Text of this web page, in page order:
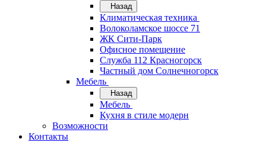
Назад
Климатическая техника
Волоколамское шоссе 71
ЖК Сити-Парк
Офисное помещение
Служба 112 Красногорск
Частный дом Солнечногорск
Мебель
Назад
Мебель
Кухня в стиле модерн
Возможности
Контакты